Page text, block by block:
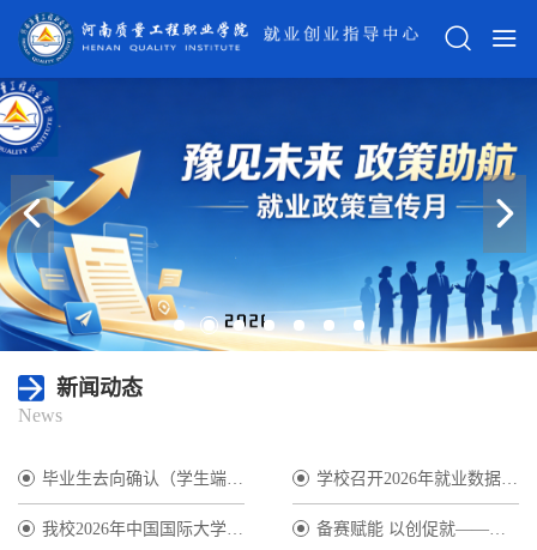
新闻动态
News
毕业生去向确认（学生端）操作说明 学校召开2026年就业数据核查工...
我校2026年中国国际大学生创新... 备赛赋能 以创促就——就业创业...